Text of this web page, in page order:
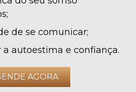
de se comunicar;
autoestima e confiança.
AGORA